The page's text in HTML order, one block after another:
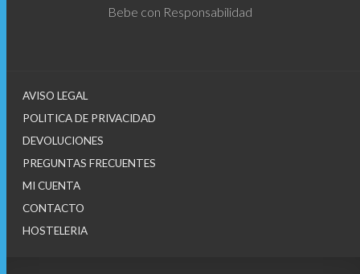
Bebe con Responsabilidad
AVISO LEGAL
POLITICA DE PRIVACIDAD
DEVOLUCIONES
PREGUNTAS FRECUENTES
MI CUENTA
CONTACTO
HOSTELERIA